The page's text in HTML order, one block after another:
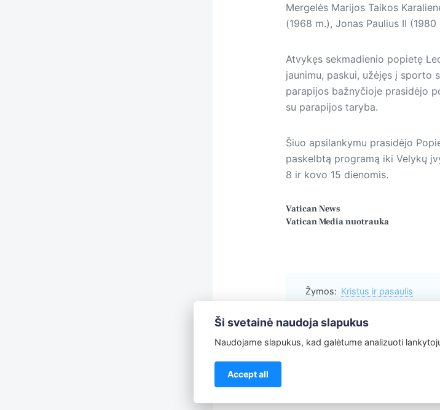
Mergelės Marijos Taikos
(1968 m.), Jonas Paulius II
Atvykęs sekmadienio popietę
jaunimu, paskui, užėjęs į sporto
parapijos bažnyčioje prasidėjo
su parapijos taryba.
Šiuo apsilankymu prasidėjo
paskelbtą programą iki Velykų
8 ir kovo 15 dienomis.
Vatican News
Vatican Medianuotrauka
Žymos: Kristus ir pasaulis
Ši svetainė naudoja slapukus
Naudojame slapukus, kad galėtume analizuoti
Accept all